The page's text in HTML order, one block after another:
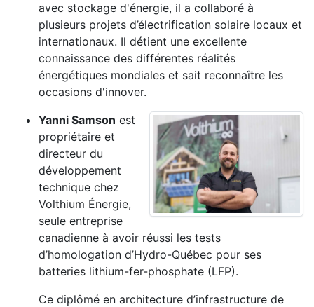
avec stockage d'énergie, il a collaboré à
plusieurs projets d’électrification solaire locaux et
internationaux. Il détient une excellente
connaissance des différentes réalités
énergétiques mondiales et sait reconnaître les
occasions d'innover.
Yanni Samson est
propriétaire et
directeur du
développement
technique chez
Volthium Énergie,
seule entreprise
canadienne à avoir réussi les tests
d’homologation d’Hydro-Québec pour ses
batteries lithium-fer-phosphate (LFP).
Ce diplômé en architecture d’infrastructure de